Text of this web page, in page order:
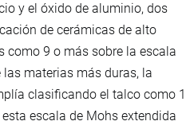
y el óxido de aluminio, dos
de cerámicas de alto
como 9 o más sobre la escala
materias más duras, la
clasificando el talco como 1
escala de Mohs extendida